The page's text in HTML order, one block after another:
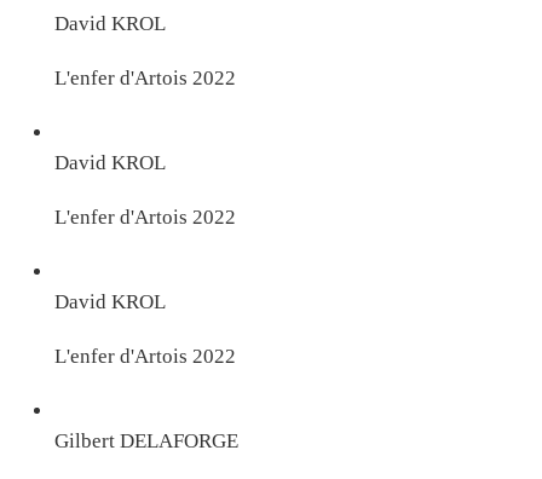
David KROL
L'enfer d'Artois 2022
David KROL
L'enfer d'Artois 2022
David KROL
L'enfer d'Artois 2022
Gilbert DELAFORGE